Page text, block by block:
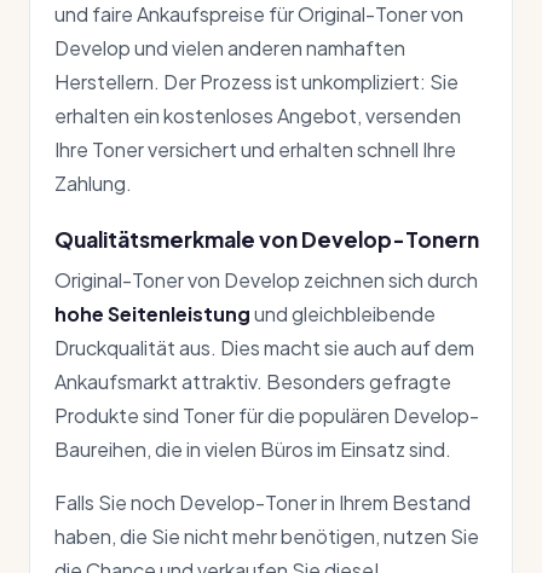
und faire Ankaufspreise für Original-Toner von
Develop und vielen anderen namhaften
Herstellern. Der Prozess ist unkompliziert: Sie
erhalten ein kostenloses Angebot, versenden
Ihre Toner versichert und erhalten schnell Ihre
Zahlung.
Qualitätsmerkmale von Develop-Tonern
Original-Toner von Develop zeichnen sich durch
hohe Seitenleistungund gleichbleibende
Druckqualität aus. Dies macht sie auch auf dem
Ankaufsmarkt attraktiv. Besonders gefragte
Produkte sind Toner für die populären Develop-
Baureihen, die in vielen Büros im Einsatz sind.
Falls Sie noch Develop-Toner in Ihrem Bestand
haben, die Sie nicht mehr benötigen, nutzen Sie